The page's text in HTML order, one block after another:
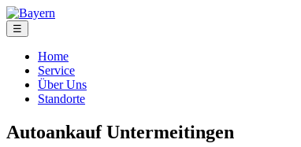
☰
Home
Service
Über Uns
Standorte
Autoankauf Untermeitingen